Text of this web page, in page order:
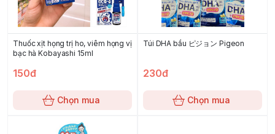
Thuốc xịt họng trị ho, viêm họng vị
bạc hà Kobayashi 15ml
150đ
Chọn mua
Túi DHA bầu ピジョン Pigeon
230đ
Chọn mua